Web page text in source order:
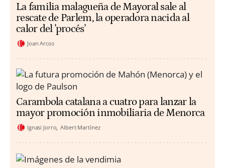
La familia malagueña de Mayoral sale al
rescate de Parlem, la operadora nacida al
calor del 'procés'
Joan Arcos
Carambola catalana a cuatro para lanzar la
mayor promoción inmobiliaria de Menorca
Ignasi Jorro Albert Martínez